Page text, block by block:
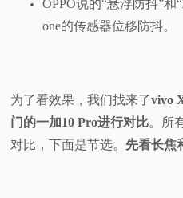
OPPO说的“悬浮防抖”和
one的传感器位移防抖。
为了看效果，我们找来了vivo
门的一加10 Pro进行对比。所
对比，下面是节选。 先看长焦